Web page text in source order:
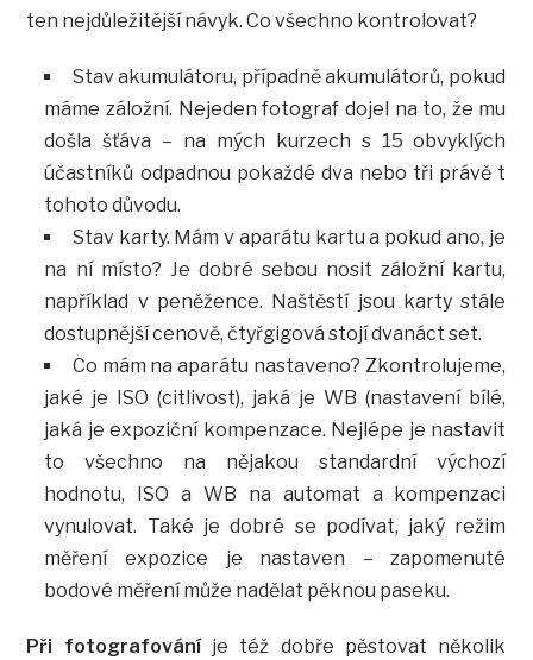
ten nejdůležitější návyk. Co všechno kontrolovat?
Stav akumulátoru, případně akumulátorů, pokud
máme záložní. Nejeden fotograf dojel na to, že mu
došla šťáva – na mých kurzech s 15 obvyklých
účastníků odpadnou pokaždé dva nebo tři právě t
tohoto důvodu.
Stav karty. Mám v aparátu kartu a pokud ano, je
na ní místo? Je dobré sebou nosit záložní kartu,
například v peněžence. Naštěstí jsou karty stále
dostupnější cenově, čtyřgigová stojí dvanáct set.
Co mám na aparátu nastaveno? Zkontrolujeme,
jaké je ISO (citlivost), jaká je WB (nastavení bílé,
jaká je expoziční kompenzace. Nejlépe je nastavit
to všechno na nějakou standardní výchozí
hodnotu, ISO a WB na automat a kompenzaci
vynulovat. Také je dobré se podívat, jaký režim
měření expozice je nastaven – zapomenuté
bodové měření může nadělat pěknou paseku.
Při fotografováníje též dobře pěstovat několik